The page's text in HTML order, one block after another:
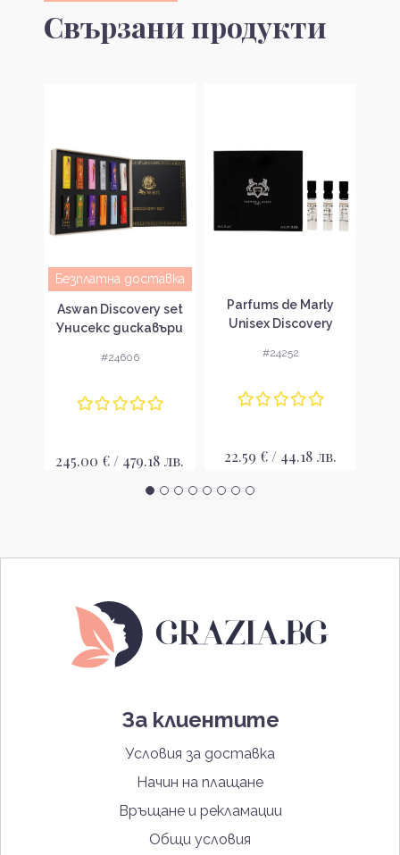
Свързани продукти
Безплатна доставка
Aswan Discovery set
Унисекс дискавъри
#24606
245.00 € / 479.18 лв.
Parfums de Marly
Unisex Discovery
дискавъри сет
#24252
22.59 € / 44.18 лв.
За клиентите
Условия за доставка
Начин на плащане
Връщане и рекламации
Общи условия